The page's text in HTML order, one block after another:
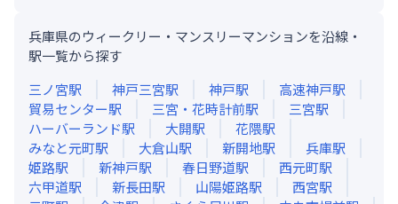
兵庫県のウィークリー・マンスリーマンションを沿線・
駅一覧から探す
三ノ宮駅 神戸三宮駅 神戸駅 高速神戸駅
貿易センター駅 三宮・花時計前駅 三宮駅
ハーバーランド駅 大開駅 花隈駅
みなと元町駅 大倉山駅 新開地駅 兵庫駅
姫路駅 新神戸駅 春日野道駅 西元町駅
六甲道駅 新長田駅 山陽姫路駅 西宮駅